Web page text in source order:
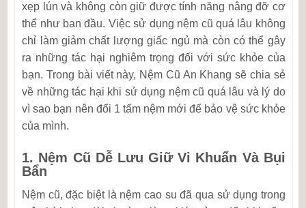
xẹp lún và không còn giữ được tính năng nâng đỡ cơ
thể như ban đầu. Việc sử dụng nệm cũ quá lâu không
chỉ làm giảm chất lượng giấc ngủ mà còn có thể gây
ra những tác hại nghiêm trọng đối với sức khỏe của
bạn. Trong bài viết này, Nệm Cũ An Khang sẽ chia sẻ
về những tác hại khi sử dụng nệm cũ quá lâu và lý do
vì sao bạn nên đổi 1 tấm nệm mới để bảo vệ sức khỏe
của mình.
1. Nệm Cũ Dễ Lưu Giữ Vi Khuẩn Và Bụi
Bẩn
Nệm cũ, đặc biệt là nệm cao su đã qua sử dụng trong